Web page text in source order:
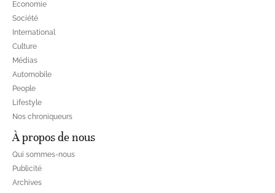
Economie
Société
International
Culture
Médias
Automobile
People
Lifestyle
Nos chroniqueurs
À propos de nous
Qui sommes-nous
Publicité
Archives